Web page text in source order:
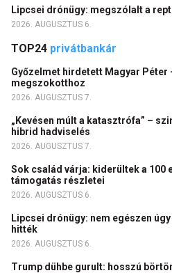
Lipcsei drónügy: megszólalt a
2026. AUGUSZTUS 6.
TOP24 privátbankár
Győzelmet hirdetett Magyar
megszokotthoz
2026. AUGUSZTUS 7.
„Kevésen múlt a katasztrófa” –
hibrid hadviselés
2026. AUGUSZTUS 7.
Sok család várja: kiderültek a 100
támogatás részletei
2026. AUGUSZTUS 6.
Lipcsei drónügy: nem egészen
hitték
2026. AUGUSZTUS 6.
Trump dühbe gurult: hosszú